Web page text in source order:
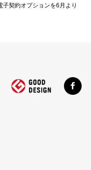
子契約オプションを6月より